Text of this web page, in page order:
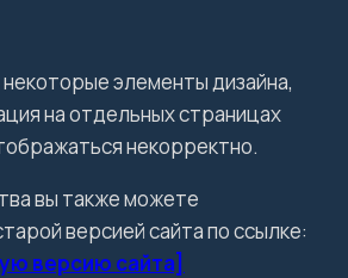
элементы дизайна,
на отдельных страницах
некорректно.
вы также можете
версией сайта по ссылке:
версию сайта]